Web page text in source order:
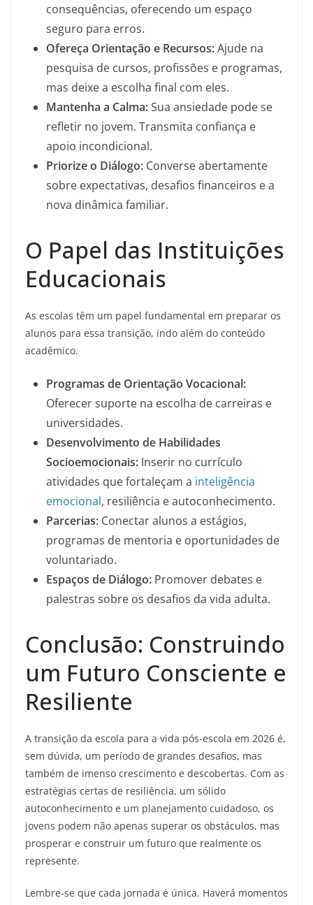
consequências, oferecendo um espaço
seguro para erros.
Ofereça Orientação e Recursos:Ajude na
pesquisa de cursos, profissões e programas,
mas deixe a escolha final com eles.
Mantenha a Calma:Sua ansiedade pode se
refletir no jovem. Transmita confiança e
apoio incondicional.
Priorize o Diálogo: Converse abertamente
sobre expectativas, desafios financeiros e a
nova dinâmica familiar.
O Papel das Instituições
Educacionais
As escolas têm um papel fundamental em preparar os
alunos para essa transição, indo além do conteúdo
acadêmico.
Programas de Orientação Vocacional:
Oferecer suporte na escolha de carreiras e
universidades.
Desenvolvimento de Habilidades
Socioemocionais: Inserir no currículo
atividades que fortaleçam a inteligência
emocional, resiliência e autoconhecimento.
Parcerias: Conectar alunos a estágios,
programas de mentoria e oportunidades de
voluntariado.
Espaços de Diálogo: Promover debates e
palestras sobre os desafios da vida adulta.
Conclusão: Construindo
um Futuro Consciente e
Resiliente
A transição da escola para a vida pós-escola em 2026 é,
sem dúvida, um período de grandes desafios, mas
também de imenso crescimento e descobertas. Com as
estratégias certas de resiliência, um sólido
autoconhecimento e um planejamento cuidadoso, os
jovens podem não apenas superar os obstáculos, mas
prosperar e construir um futuro que realmente os
represente.
Lembre-se que cada jornada é única. Haverá momentos